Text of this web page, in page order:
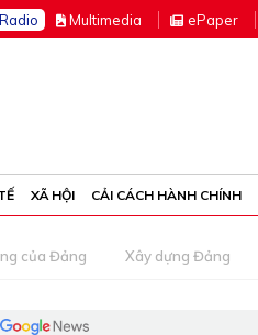
Radio Multimedia ePaper
XÃ HỘI CẢI CÁCH HÀNH CHÍNH
của Đảng Xây dựng Đảng